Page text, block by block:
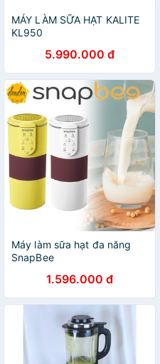
MÁY LÀM SỮA HẠT KALITE
KL950
5.990.000 đ
Máy làm sữa hạt đa năng
SnapBee
1.596.000 đ